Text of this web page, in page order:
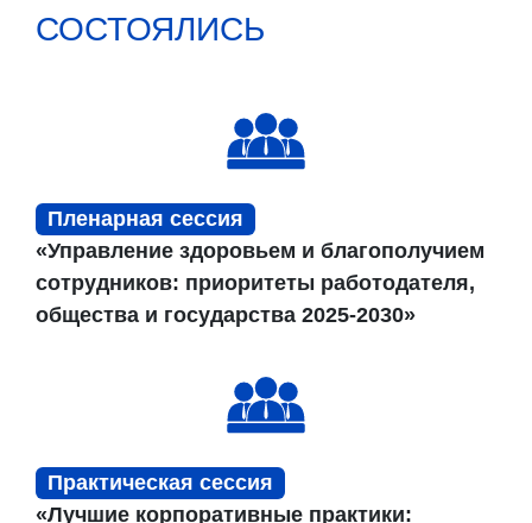
СОСТОЯЛИСЬ
Пленарная сессия
«Управление здоровьем и благополучием
сотрудников: приоритеты работодателя,
общества и государства 2025-2030»
Практическая сессия
«Лучшие корпоративные практики: